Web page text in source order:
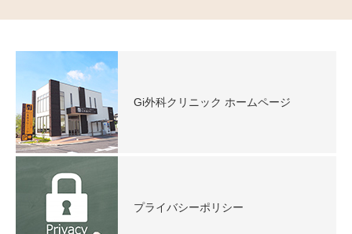
Gi外科クリニック ホームページ
プライバシーポリシー